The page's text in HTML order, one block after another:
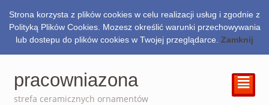
0.00zł
pracowniazona
strefa ceramicznych ornamentów
²
Strona korzysta z plików cookies w celu realizacji usług i zgodnie z
Polityką Plików Cookies. Mozesz określić warunki przechowywania
lub dostepu do plików cookies w Twojej przeglądarce. Zamknij